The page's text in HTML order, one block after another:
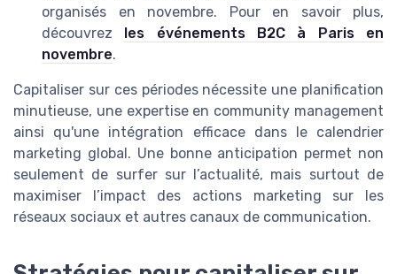
organisés en novembre. Pour en savoir plus,
découvrez les événements B2C à Paris en
novembre.
Capitaliser sur ces périodes nécessite une planification
minutieuse, une expertise en community management
ainsi qu'une intégration efficace dans le calendrier
marketing global. Une bonne anticipation permet non
seulement de surfer sur l’actualité, mais surtout de
maximiser l’impact des actions marketing sur les
réseaux sociaux et autres canaux de communication.